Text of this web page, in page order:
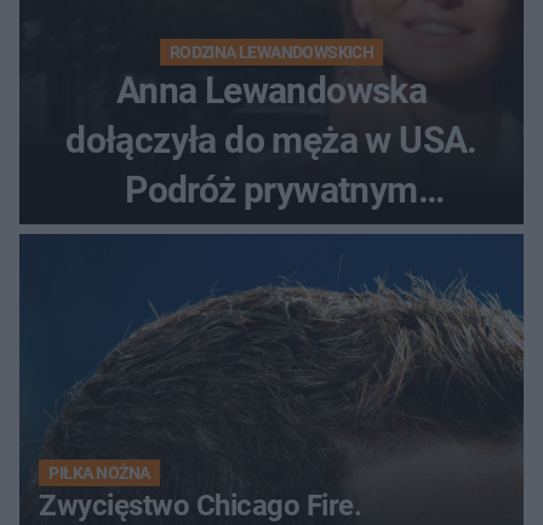
RODZINA LEWANDOWSKICH
Anna Lewandowska
dołączyła do męża w USA.
Podróż prywatnym
odrzutowcem to dopiero
początek!
PIŁKA NOŻNA
Zwycięstwo Chicago Fire.